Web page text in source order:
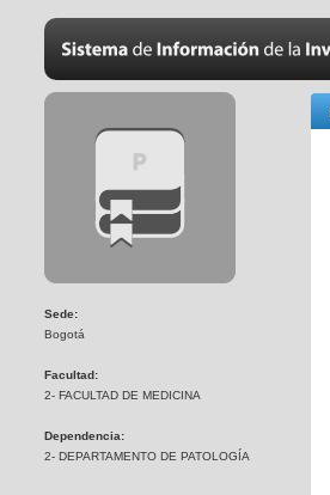
Sede:
Bogotá
Facultad:
2- FACULTAD DE MEDICINA
Dependencia:
2- DEPARTAMENTO DE PATOLOGÍA